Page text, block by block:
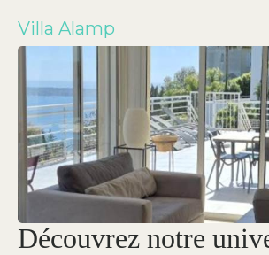
Villa Alamp
Découvrez notre